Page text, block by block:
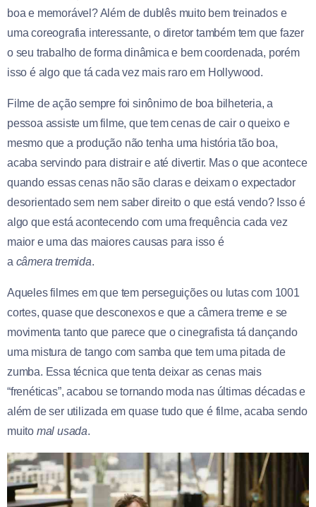
boa e memorável? Além de dublês muito bem treinados e
uma coreografia interessante, o diretor também tem que fazer
o seu trabalho de forma dinâmica e bem coordenada, porém
isso é algo que tá cada vez mais raro em Hollywood.
Filme de ação sempre foi sinônimo de boa bilheteria, a
pessoa assiste um filme, que tem cenas de cair o queixo e
mesmo que a produção não tenha uma história tão boa,
acaba servindo para distrair e até divertir. Mas o que acontece
quando essas cenas não são claras e deixam o expectador
desorientado sem nem saber direito o que está vendo? Isso é
algo que está acontecendo com uma frequência cada vez
maior e uma das maiores causas para isso é
a câmera tremida.
Aqueles filmes em que tem perseguições ou lutas com 1001
cortes, quase que desconexos e que a câmera treme e se
movimenta tanto que parece que o cinegrafista tá dançando
uma mistura de tango com samba que tem uma pitada de
zumba. Essa técnica que tenta deixar as cenas mais
“frenéticas”, acabou se tornando moda nas últimas décadas e
além de ser utilizada em quase tudo que é filme, acaba sendo
muito mal usada.